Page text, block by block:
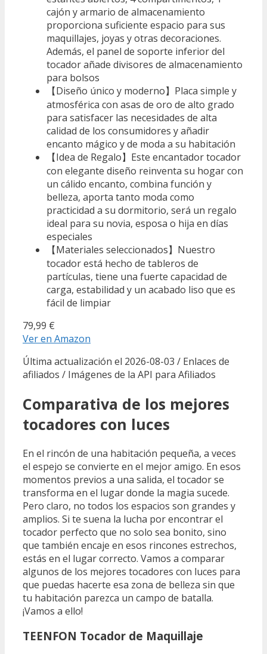
cajón y armario de almacenamiento
proporciona suficiente espacio para sus
maquillajes, joyas y otras decoraciones.
Además, el panel de soporte inferior del
tocador añade divisores de almacenamiento
para bolsos
【Diseño único y moderno】Placa simple y
atmosférica con asas de oro de alto grado
para satisfacer las necesidades de alta
calidad de los consumidores y añadir
encanto mágico y de moda a su habitación
【Idea de Regalo】Este encantador tocador
con elegante diseño reinventa su hogar con
un cálido encanto, combina función y
belleza, aporta tanto moda como
practicidad a su dormitorio, será un regalo
ideal para su novia, esposa o hija en días
especiales
【Materiales seleccionados】Nuestro
tocador está hecho de tableros de
partículas, tiene una fuerte capacidad de
carga, estabilidad y un acabado liso que es
fácil de limpiar
79,99 €
Ver en Amazon
Última actualización el 2026-08-03 / Enlaces de
afiliados / Imágenes de la API para Afiliados
Comparativa de los mejores
tocadores con luces
En el rincón de una habitación pequeña, a veces
el espejo se convierte en el mejor amigo. En esos
momentos previos a una salida, el tocador se
transforma en el lugar donde la magia sucede.
Pero claro, no todos los espacios son grandes y
amplios. Si te suena la lucha por encontrar el
tocador perfecto que no solo sea bonito, sino
que también encaje en esos rincones estrechos,
estás en el lugar correcto. Vamos a comparar
algunos de los mejores tocadores con luces para
que puedas hacerte esa zona de belleza sin que
tu habitación parezca un campo de batalla.
¡Vamos a ello!
TEENFON Tocador de Maquillaje